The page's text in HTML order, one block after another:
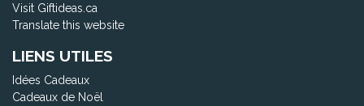
Visit Giftideas.ca
Translate this website
LIENS UTILES
Idées Cadeaux
Cadeaux de Noël